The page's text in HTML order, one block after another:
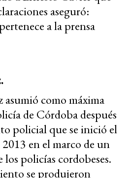
aseguró:
a la prensa
asumió como máxima
de Córdoba después
policial que se inició el
en el marco de un
los policías cordobeses.
se produjeron